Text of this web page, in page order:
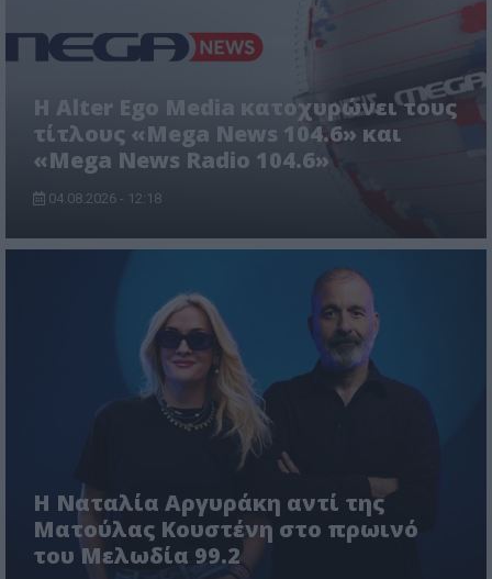
Η Alter Ego Media κατοχυρώνει τους
τίτλους «Mega News 104.6» και
«Mega News Radio 104.6»
04.08.2026 - 12:18
Η Ναταλία Αργυράκη αντί της
Ματούλας Κουστένη στο πρωινό
του Μελωδία 99.2